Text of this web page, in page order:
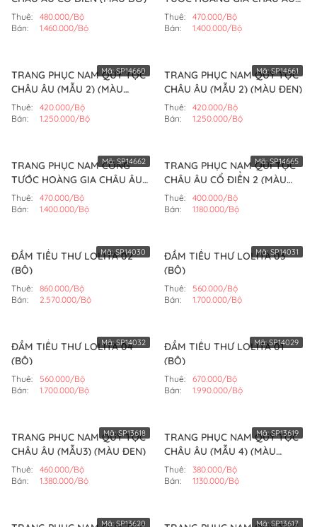
Thuê:
480.000/Bộ
Bán:
1.460.000/Bộ
CỔ ĐIỂN (MÀU XANH)
Thuê:
470.000/Bộ
Bán:
1.400.000/Bộ
TRANG PHỤC NAM QUÝ TỘC
CHÂU ÂU (MẪU 2) (MÀU
XANH)
Thuê:
420.000/Bộ
Bán:
1.250.000/Bộ
Mã:SP14660
TRANG PHỤC NAM QUÝ TỘC
CHÂU ÂU (MẪU 2) (MÀU ĐEN)
Thuê:
420.000/Bộ
Bán:
1.250.000/Bộ
Mã:SP14661
TRANG PHỤC NAM CÔNG
TƯỚC HOÀNG GIA CHÂU ÂU
CỔ ĐIỂN (MÀU TRẮNG)
Thuê:
470.000/Bộ
Bán:
1.400.000/Bộ
Mã: SP14662
TRANG PHỤC NAM QUÍ TỘC
CHÂU ÂU CỔ ĐIỂN 2 (MÀU
ĐỎ)
Thuê:
400.000/Bộ
Bán:
1.180.000/Bộ
Mã:SP14665
ĐẦM TIỂU THƯ LOLITA 02
(BỘ)
Thuê:
860.000/Bộ
Bán:
2.570.000/Bộ
Mã:SP14030
ĐẦM TIỂU THƯ LOLITA 03
(BỘ)
Thuê:
560.000/Bộ
Bán:
1.700.000/Bộ
Mã:SP14031
ĐẦM TIỂU THƯ LOLITA 04
(BỘ)
Thuê:
560.000/Bộ
Bán:
1.700.000/Bộ
Mã:SP14032
ĐẦM TIỂU THƯ LOLITA 01
(BỘ)
Thuê:
670.000/Bộ
Bán:
1.990.000/Bộ
Mã:SP14029
TRANG PHỤC NAM QUÝ TỘC
CHÂU ÂU (MẪU3) (MÀU ĐEN)
Thuê:
460.000/Bộ
Bán:
1.380.000/Bộ
Mã:SP13618
TRANG PHỤC NAM QUÝ TỘC
CHÂU ÂU (MẪU 4) (MÀU
TRẮNG)
Thuê:
380.000/Bộ
Bán:
1.130.000/Bộ
Mã:SP13619
Mã:SP13620 Mã:SP13617